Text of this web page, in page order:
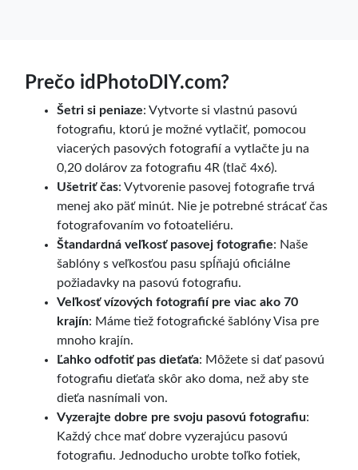
Prečo idPhotoDIY.com?
Šetri si peniaze: Vytvorte si vlastnú pasovú
fotografiu, ktorú je možné vytlačiť, pomocou
viacerých pasových fotografií a vytlačte ju na
0,20 dolárov za fotografiu 4R (tlač 4x6).
Ušetriť čas: Vytvorenie pasovej fotografie trvá
menej ako päť minút. Nie je potrebné strácať čas
fotografovaním vo fotoateliéru.
Štandardná veľkosť pasovej fotografie: Naše
šablóny s veľkosťou pasu spĺňajú oficiálne
požiadavky na pasovú fotografiu.
Veľkosť vízových fotografií pre viac ako 70
krajín: Máme tiež fotografické šablóny Visa pre
mnoho krajín.
Ľahko odfotiť pas dieťaťa: Môžete si dať pasovú
fotografiu dieťaťa skôr ako doma, než aby ste
dieťa nasnímali von.
Vyzerajte dobre pre svoju pasovú fotografiu:
Každý chce mať dobre vyzerajúcu pasovú
fotografiu. Jednoducho urobte toľko fotiek,